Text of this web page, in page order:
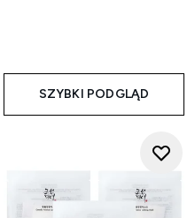
SZYBKI PODGLĄD